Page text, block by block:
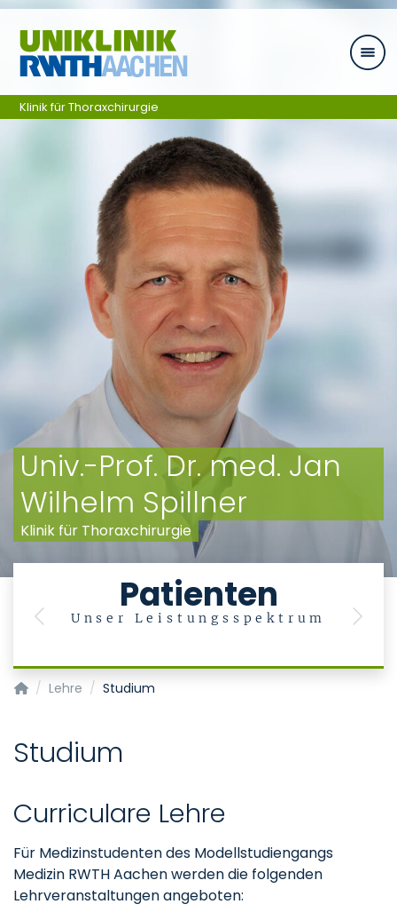
Zum Inhalt springen
Univ.-Prof. Dr. med. Jan
Wilhelm Spillner
Klinik für Thoraxchirurgie
Patienten
Unser Leistungsspektrum
Previous Next
Klinik für Thoraxchirurgie
Klinik für Thoraxchirurgie
Lehre Studium
Studium
Curriculare Lehre
Für Medizinstudenten des Modellstudiengangs
Medizin RWTH Aachen werden die folgenden
Lehrveranstaltungen angeboten: